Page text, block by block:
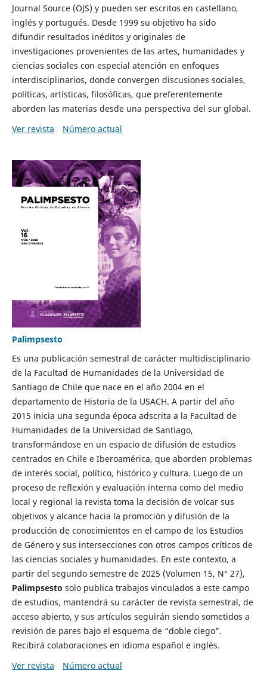
Journal Source (OJS) y pueden ser escritos en castellano,
inglés y portugués. Desde 1999 su objetivo ha sido
difundir resultados inéditos y originales de
investigaciones provenientes de las artes, humanidades y
ciencias sociales con especial atención en enfoques
interdisciplinarios, donde convergen discusiones sociales,
políticas, artísticas, filosóficas, que preferentemente
aborden las materias desde una perspectiva del sur global.
Ver revista
Número actual
Palimpsesto
Es una publicación semestral de carácter multidisciplinario
de la Facultad de Humanidades de la Universidad de
Santiago de Chile que nace en el año 2004 en el
departamento de Historia de la USACH. A partir del año
2015 inicia una segunda época adscrita a la Facultad de
Humanidades de la Universidad de Santiago,
transformándose en un espacio de difusión de estudios
centrados en Chile e Iberoamérica, que aborden problemas
de interés social, político, histórico y cultura. Luego de un
proceso de reflexión y evaluación interna como del medio
local y regional la revista toma la decisión de volcar sus
objetivos y alcance hacia la promoción y difusión de la
producción de conocimientos en el campo de los Estudios
de Género y sus intersecciones con otros campos críticos de
las ciencias sociales y humanidades. En este contexto, a
partir del segundo semestre de 2025 (Volumen 15, N° 27),
Palimpsesto solo publica trabajos vinculados a este campo
de estudios, mantendrá su carácter de revista semestral, de
acceso abierto, y sus artículos seguirán siendo sometidos a
revisión de pares bajo el esquema de “doble ciego”.
Recibirá colaboraciones en idioma español e inglés.
Ver revista
Número actual